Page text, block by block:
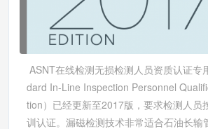
ASNT在线检测无损检测人员资质认证专
dard In-Line Inspection Personnel
tion）已经更新至2017版，要求检测人员
训认证。漏磁检测技术非常适合石油长输